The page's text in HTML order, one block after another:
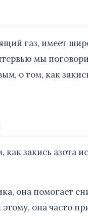
газ, имеет
мы
о том, как
закись азота
она помогает
она часто